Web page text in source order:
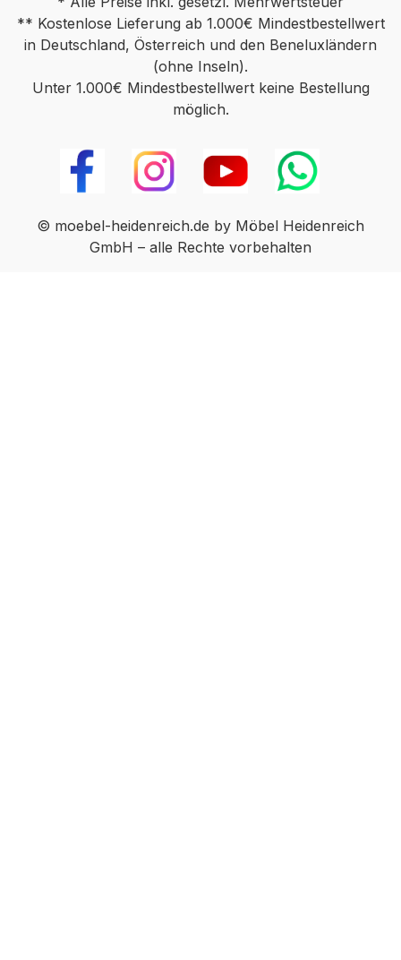
Beschädigungen kommen. In diesen Fällen
können wir die Ware leider nur
zurücknehmen und nicht austauschen. Der
Verkauf erfolgt unter Ausschluss jeglicher
Sach­mangelhaftung. Die Haftung wegen
Arglist und Vorsatz sowie auf Schaden­
bei grober Fahr­lässig­keit oder Vorsatz
bleibt unbe­rührt.
** Kostenlose Lieferung ab 1.000€ Mindestbestellwert
in Deutschland, Österreich und den Beneluxländern
(ohne Inseln).
Unter 1.000€ Mindestbestellwert keine Bestellung
möglich.
© moebel-heidenreich.de by Möbel Heidenreich
GmbH – alle Rechte vorbehalten